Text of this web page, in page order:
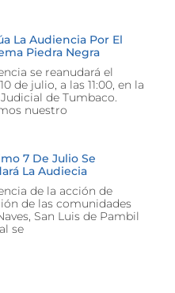
La Audiencia Por El
Piedra Negra
se reanudará el
de julio, a las 11:00, en la
de Tumbaco.
nuestro
7 De Julio Se
La Audiecia
de la acción de
de las comunidades
San Luis de Pambil
se